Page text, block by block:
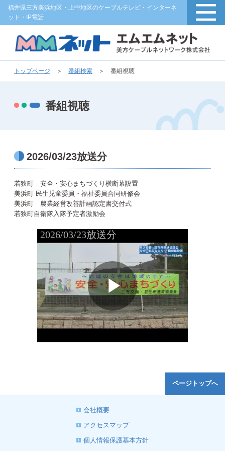
福井県三方美浜地区・上中地区のケーブルテレビ・インターネ
ット・IP電話
トップページ ＞ 番組検索 ＞ 番組視聴
番組視聴
2026/03/23放送分
若狭町 安全・安心まちづくり横断幕設置
美浜町 民生児童委員・福祉委員合同研修会
美浜町 農業経営改善計画認定書交付式
若狭町自衛隊入隊予定者激励会
ページトップへ
会社概要
アクセスマップ
個人情報保護基本方針